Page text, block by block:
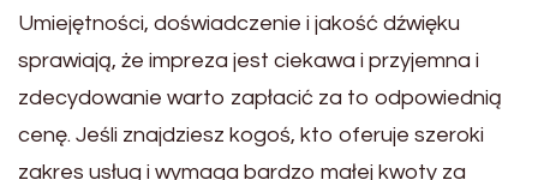
Umiejętności, doświadczenie i jakość dźwięku
sprawiają, że impreza jest ciekawa i przyjemna i
zdecydowanie warto zapłacić za to odpowiednią
cenę. Jeśli znajdziesz kogoś, kto oferuje szeroki
zakres usług i wymaga bardzo małej kwoty za